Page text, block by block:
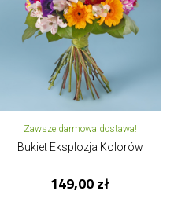
Zawsze darmowa dostawa!
Bukiet Eksplozja Kolorów
149,00 zł